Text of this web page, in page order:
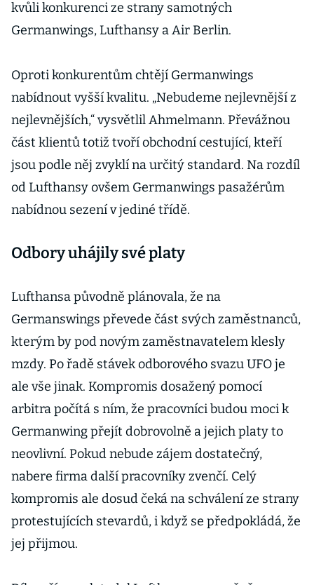
kvůli konkurenci ze strany samotných
Germanwings, Lufthansy a Air Berlin.
Oproti konkurentům chtějí Germanwings
nabídnout vyšší kvalitu. „Nebudeme nejlevnější z
nejlevnějších,“ vysvětlil Ahmelmann. Převážnou
část klientů totiž tvoří obchodní cestující, kteří
jsou podle něj zvyklí na určitý standard. Na rozdíl
od Lufthansy ovšem Germanwings pasažérům
nabídnou sezení v jediné třídě.
Odbory uhájily své platy
Lufthansa původně plánovala, že na
Germanswings převede část svých zaměstnanců,
kterým by pod novým zaměstnavatelem klesly
mzdy. Po řadě stávek odborového svazu UFO je
ale vše jinak. Kompromis dosažený pomocí
arbitra počítá s ním, že pracovníci budou moci k
Germanwing přejít dobrovolně a jejich platy to
neovlivní. Pokud nebude zájem dostatečný,
nabere firma další pracovníky zvenčí. Celý
kompromis ale dosud čeká na schválení ze strany
protestujících stevardů, i když se předpokládá, že
jej přijmou.